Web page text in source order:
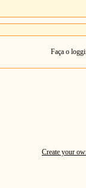
Faça o
Create your